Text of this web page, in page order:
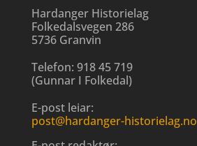
Hardanger Historielag
Folkedalsvegen 286
5736 Granvin
Telefon: 918 45 719
(Gunnar I Folkedal)
E-post leiar:
post@hardanger-historielag.no